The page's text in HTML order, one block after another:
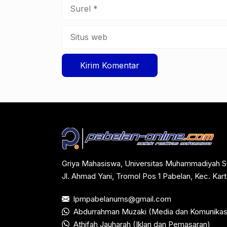
Griya Mahasiswa, Universitas Muhammadiyah
Jl. Ahmad Yani, Tromol Pos 1 Pabelan, Kec.
lpmpabelanums@gmail.com
Abdurrahman Muzaki (Media dan
Athifah Jauharah (Iklan dan Pemasaran)